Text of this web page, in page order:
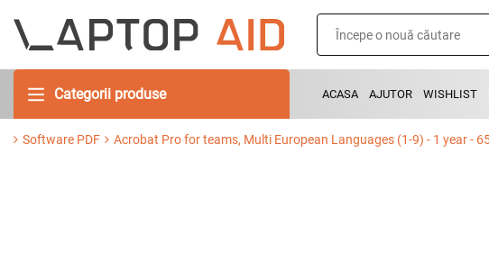
Categorii produse ACASA AJUTOR WISHLIST
Software PDF Acrobat Pro for teams, Multi European Languages (1-9) - 1 year -